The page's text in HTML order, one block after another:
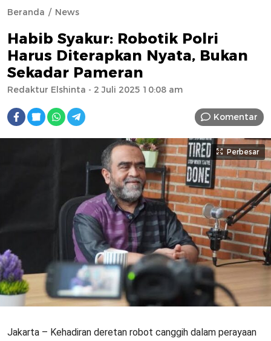
Beranda News
Habib Syakur: Robotik Polri
Harus Diterapkan Nyata, Bukan
Sekadar Pameran
Redaktur Elshinta - 2 Juli 2025 10:08 am
Komentar
Perbesar
Jakarta – Kehadiran deretan robot canggih dalam perayaan